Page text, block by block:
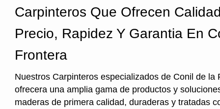
Carpinteros Que Ofrecen
Precio, Rapidez Y Garantia En
Frontera
Nuestros Carpinteros especializados de Conil de la
ofrecera una amplia gama de productos y
maderas de primera calidad, duraderas y tratadas